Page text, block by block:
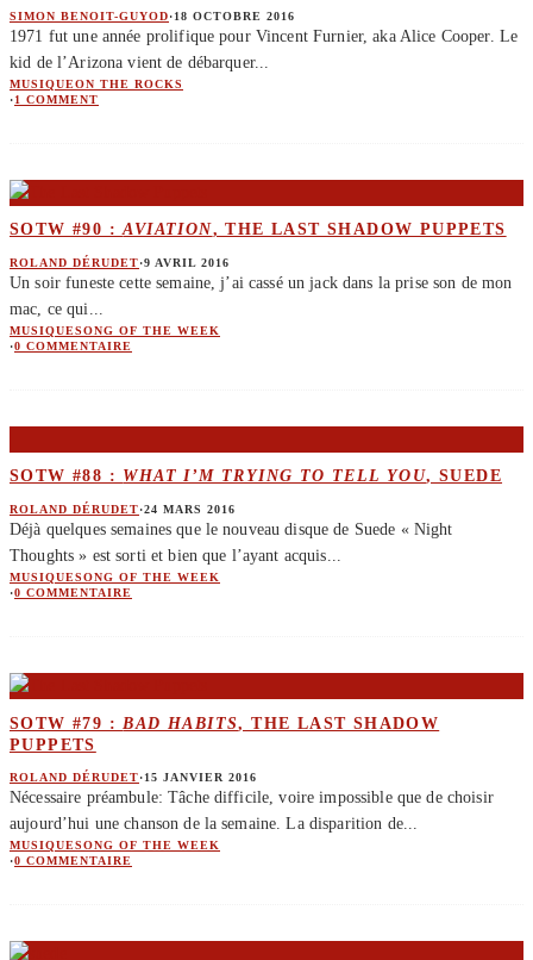
SIMON BENOIT-GUYOD·18 OCTOBRE 2016
1971 fut une année prolifique pour Vincent Furnier, aka Alice Cooper. Le
kid de l’Arizona vient de débarquer...
MUSIQUEON THE ROCKS
·1 COMMENT
SOTW #90 :AVIATION, THE LAST SHADOW PUPPETS
ROLAND DÉRUDET·9 AVRIL 2016
Un soir funeste cette semaine, j’ai cassé un jack dans la prise son de mon
mac, ce qui
MUSIQUESONG OF THE WEEK
·0 COMMENTAIRE
SOTW #88 : WHAT I’M TRYING TO TELL YOU, SUEDE
ROLAND DÉRUDET·24 MARS 2016
Déjà quelques semaines que le nouveau disque de Suede « Night
Thoughts » est sorti et bien que l’ayant acquis...
MUSIQUESONG OF THE WEEK
·0 COMMENTAIRE
SOTW #79 : BAD HABITS, THE LAST SHADOW
PUPPETS
ROLAND DÉRUDET·15 JANVIER 2016
Nécessaire préambule: Tâche difficile, voire impossible que de choisir
aujourd’hui une chanson de la semaine. La disparition de...
MUSIQUESONG OF THE WEEK
·0 COMMENTAIRE